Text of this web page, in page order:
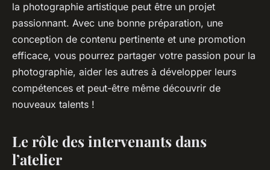
la photographie artistique peut être un projet
passionnant. Avec une bonne préparation, une
conception de contenu pertinente et une promotion
efficace, vous pourrez partager votre passion pour la
photographie, aider les autres à développer leurs
compétences et peut-être même découvrir de
nouveaux talents !
Le rôle des intervenants dans
l’atelier